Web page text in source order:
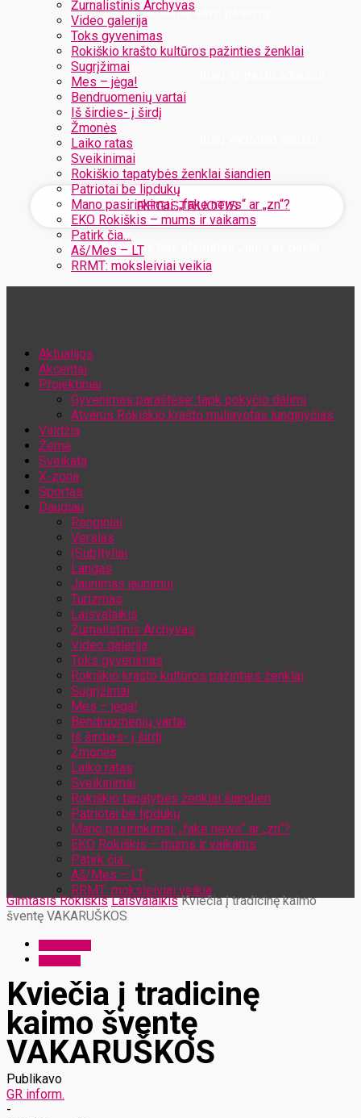
Žurnalistinis Archyvas
Video galerija
Toks gyvenimas
Rokiškio krašto kultūros pažinties ženklai
Sugrįžimai
Mes – jėga!
Bendruomenių vartai
Iš širdies- į širdį
Žmonės
Laiko ratas
Sveikinimai
Rokiškio tapatybės ženklai šiandien
Patriotai be lipdukų
Mano pasirinkimai: „fake news“ ar „zn“?
EKO Rokiškis – mums ir vaikams
Patirk čia…
Aš/Mes – LT
RRMT: moksleiviai veikia
Užregistruokite savo paskyrą
Jūsų slaptažodis bus atsiųstas Jums el. paštu
Aktualijos
Akcentai
Projektiniai
Gyvenimas paraštėse: tapk pokyčio dalimi
Atvėrus Rokiškio krašto muliavotas lunginyčias
Valdžia
Žemė
Sveikata
X-zona
Sportas
Daugiau
Renginiai
Verslas
(Sub)tyliai
Langas
Jaunimas jaunimui
Turizmas
Laisvalaikis
Žurnalistinis Archyvas
Video galerija
Toks gyvenimas
Rokiškio krašto kultūros pažinties ženklai
Sugrįžimai
Mes – jėga!
Bendruomenių vartai
Iš širdies- į širdį
Žmonės
Laiko ratas
Sveikinimai
Rokiškio tapatybės ženklai šiandien
Patriotai be lipdukų
Mano pasirinkimai: „fake news“ ar „zn“?
EKO Rokiškis – mums ir vaikams
Patirk čia…
Aš/Mes – LT
RRMT: moksleiviai veikia
Gimtasis Rokiškis Laisvalaikis Kviečia į tradicinę kaimo
šventę VAKARUŠKOS
Kviečia į tradicinę
kaimo šventę
VAKARUŠKOS
Publikavo
GR inform.
-